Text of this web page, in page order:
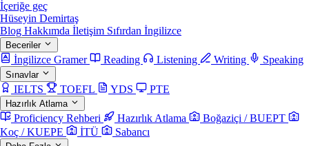
İçeriğe geç
Hüseyin Demirtaş
Blog Hakkımda İletişim Sıfırdan İngilizce
Beceriler
İngilizce Gramer Reading Listening Writing Speaking
Sınavlar
IELTS TOEFL YDS PTE
Hazırlık Atlama
Proficiency Rehberi Hazırlık Atlama
Boğaziçi / BUEPT
Koç / KUEPE
İTÜ Sabancı